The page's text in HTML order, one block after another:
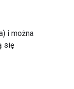
i można
się